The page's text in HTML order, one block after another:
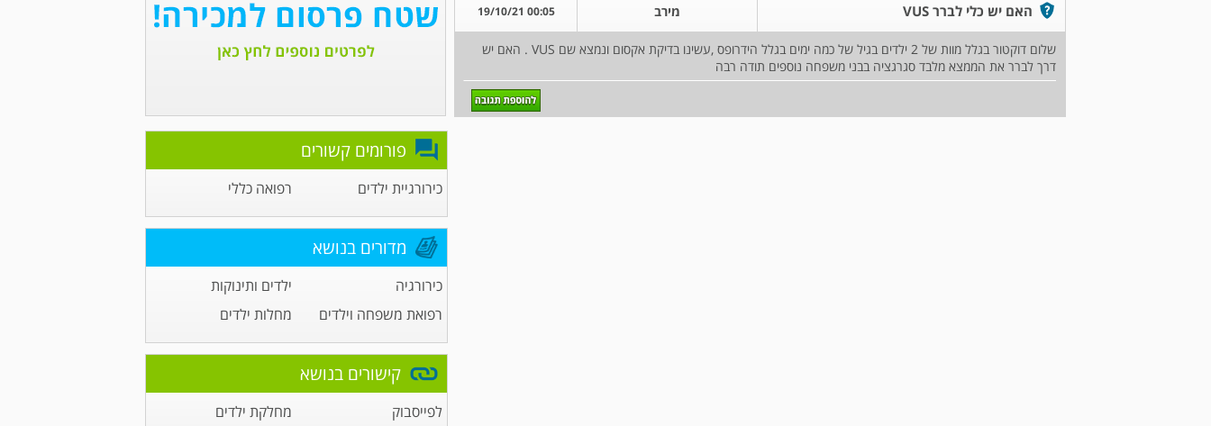
האם יש כלי לברר VUS מירב 00:05 19/10/21
שלום דוקטור בגלל מוות של 2 ילדים בגיל של כמה ימים בגלל הידרופס ,עשינו בדיקת אקסום ונמצא שם VUS . האם יש
דרך לברר את הממצא מלבד סגרגציה בבני משפחה נוספים תודה רבה
פורומים קשורים
כירורגיית ילדים רפואה כללי
מדורים בנושא
כירורגיה
ילדים ותינוקות
רפואת משפחה וילדים
מחלות ילדים
קישורים בנושא
לפייסבוק מחלקת ילדים